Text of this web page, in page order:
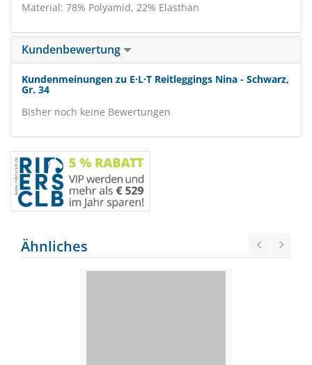
Material: 78% Polyamid, 22% Elasthan
Kundenbewertung
Kundenmeinungen zu E·L·T Reitleggings Nina - Schwarz,
Gr. 34
Bisher noch keine Bewertungen
Ähnliches